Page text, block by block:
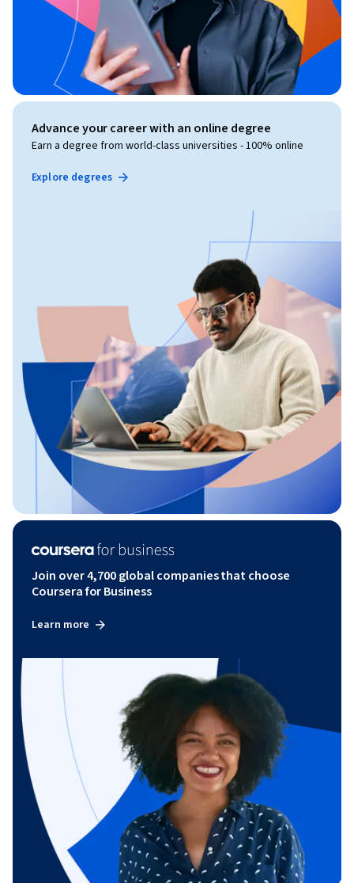
Advance your career with an online degree
Earn a degree from world-class universities - 100% online
Explore degrees
Join over 4,700 global companies that choose
Coursera for Business
Learn more